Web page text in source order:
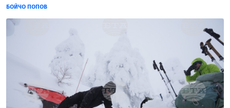
БОЙЧО ПОПОВ